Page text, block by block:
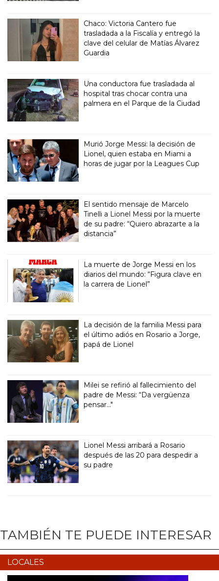
Chaco: Victoria Cantero fue
trasladada a la Fiscalía y entregó la
clave del celular de Matías Álvarez
Guardia
Una conductora fue trasladada al
hospital tras chocar contra una
palmera en el Parque de la Ciudad
Murió Jorge Messi: la decisión de
Lionel, quien estaba en Miami a
horas de jugar por la Leagues Cup
El sentido mensaje de Marcelo
Tinelli a Lionel Messi por la muerte
de su padre: “Quiero abrazarte a la
distancia”
La muerte de Jorge Messi en los
diarios del mundo: “Figura clave en
la carrera de Lionel”
La decisión de la familia Messi para
el último adiós en Rosario a Jorge,
papá de Lionel
Milei se refirió al fallecimiento del
padre de Messi: “Da vergüenza
pensar..."
Lionel Messi arribará a Rosario
después de las 20 para despedir a
su padre
TAMBIÉN TE PUEDE INTERESAR
LOCALES